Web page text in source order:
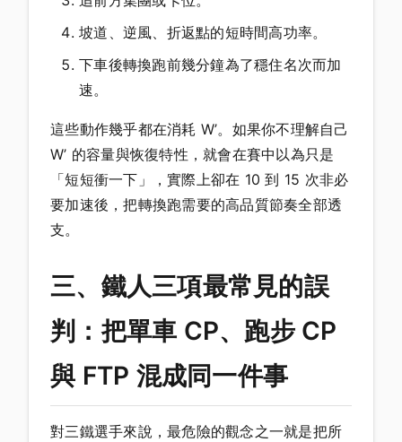
坡道、逆風、折返點的短時間高功率。
下車後轉換跑前幾分鐘為了穩住名次而加
速。
這些動作幾乎都在消耗 W’。如果你不理解自己
W’ 的容量與恢復特性，就會在賽中以為只是
「短短衝一下」，實際上卻在 10 到 15 次非必
要加速後，把轉換跑需要的高品質節奏全部透
支。
三、鐵人三項最常見的誤
判：把單車 CP、跑步 CP
與 FTP 混成同一件事
對三鐵選手來說，最危險的觀念之一就是把所